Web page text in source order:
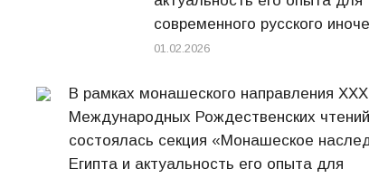
современного русского
01.02.2026
В рамках монашеского направления
Международных Рождественских чтений
состоялась секция «Монашеское
Египта и актуальность его опыта для